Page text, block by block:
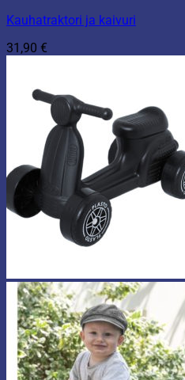
Kauhatraktori ja kaivuri
31,90 €